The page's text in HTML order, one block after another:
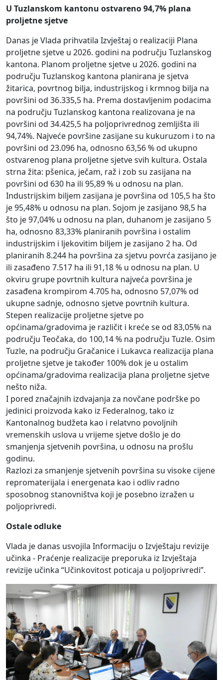
U Tuzlanskom kantonu ostvareno 94,7% plana
proljetne sjetve
Danas je Vlada prihvatila Izvještaj o realizaciji Plana
proljetne sjetve u 2026. godini na području Tuzlanskog
kantona. Planom proljetne sjetve u 2026. godini na
području Tuzlanskog kantona planirana je sjetva
žitarica, povrtnog bilja, industrijskog i krmnog bilja na
površini od 36.335,5 ha. Prema dostavljenim podacima
na području Tuzlanskog kantona realizovana je na
površini od 34.425,5 ha poljoprivrednog zemljišta ili
94,74%. Najveće površine zasijane su kukuruzom i to na
površini od 23.096 ha, odnosno 63,56 % od ukupno
ostvarenog plana proljetne sjetve svih kultura. Ostala
strna žita: pšenica, ječam, raž i zob su zasijana na
površini od 630 ha ili 95,89 % u odnosu na plan.
Industrijskim biljem zasijana je površina od 105,5 ha što
je 95,48% u odnosu na plan. Sojom je zasijano 98,5 ha
što je 97,04% u odnosu na plan, duhanom je zasijano 5
ha, odnosno 83,33% planiranih površina i ostalim
industrijskim i ljekovitim biljem je zasijano 2 ha. Od
planiranih 8.244 ha površina za sjetvu povrća zasijano je
ili zasađeno 7.517 ha ili 91,18 % u odnosu na plan. U
okviru grupe povrtnih kultura najveća površina je
zasađena krompirom 4.705 ha, odnosno 57,07% od
ukupne sadnje, odnosno sjetve povrtnih kultura.
Stepen realizacije proljetne sjetve po
općinama/gradovima je različit i kreće se od 83,05% na
području Teočaka, do 100,14 % na području Tuzle. Osim
Tuzle, na području Gračanice i Lukavca realizacija plana
proljetne sjetve je također 100% dok je u ostalim
općinama/gradovima realizacija plana proljetne sjetve
nešto niža.
I pored značajnih izdvajanja za novčane podrške po
jedinici proizvoda kako iz Federalnog, tako iz
Kantonalnog budžeta kao i relatvno povoljnih
vremenskih uslova u vrijeme sjetve došlo je do
smanjenja sjetvenih površina, u odnosu na prošlu
godinu.
Razlozi za smanjenje sjetvenih površina su visoke cijene
repromaterijala i energenata kao i odliv radno
sposobnog stanovništva koji je posebno izražen u
poljoprivredi.
Ostale odluke
Vlada je danas usvojila Informaciju o Izvještaju revizije
učinka - Praćenje realizacije preporuka iz Izvještaja
revizije učinka “Učinkovitost poticaja u poljoprivredi”.